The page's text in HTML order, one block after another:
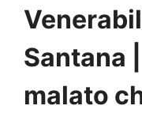
Santana
malato